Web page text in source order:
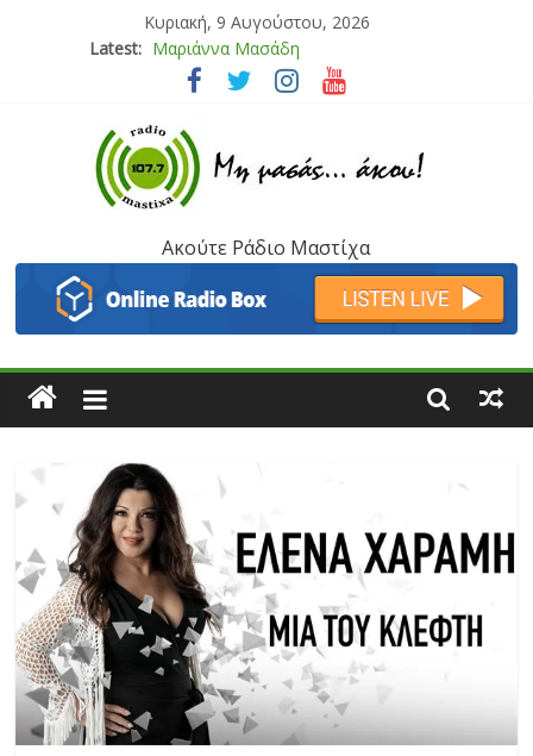
Κυριακή, 9 Αυγούστου, 2026
Latest: Μαριάννα Μασάδη
Τάνια Μπρεάζου
Μάνος Τρυπιάς & Γιώργος Στρατάκης
Ιορδάνης Αγαπητός
Ακούτε Ράδιο Μαστίχα